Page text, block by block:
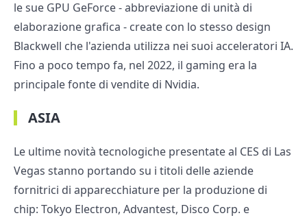
le sue GPU GeForce - abbreviazione di unità di
elaborazione grafica - create con lo stesso design
Blackwell che l'azienda utilizza nei suoi acceleratori IA.
Fino a poco tempo fa, nel 2022, il gaming era la
principale fonte di vendite di Nvidia.
ASIA
Le ultime novità tecnologiche presentate al CES di Las
Vegas stanno portando su i titoli delle aziende
fornitrici di apparecchiature per la produzione di
chip: Tokyo Electron, Advantest, Disco Corp. e